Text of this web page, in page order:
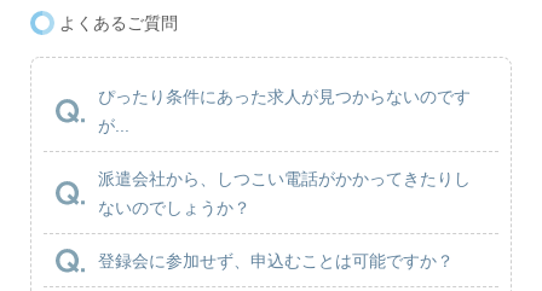
よくあるご質問
ぴったり条件にあった求人が見つからないのです
が...
派遣会社から、しつこい電話がかかってきたりし
ないのでしょうか？
登録会に参加せず、申込むことは可能ですか？